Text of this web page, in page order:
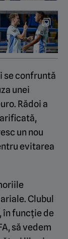
se confruntă
unei
Rădoi a
un nou
evitarea
Clubul
în funcție de
să vedem